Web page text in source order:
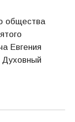
общества
Евгения
Духовный